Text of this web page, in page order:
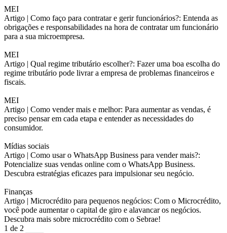
MEI
Artigo | Como faço para contratar e gerir funcionários?: Entenda as
obrigações e responsabilidades na hora de contratar um funcionário
para a sua microempresa.
MEI
Artigo | Qual regime tributário escolher?: Fazer uma boa escolha do
regime tributário pode livrar a empresa de problemas financeiros e
fiscais.
MEI
Artigo | Como vender mais e melhor: Para aumentar as vendas, é
preciso pensar em cada etapa e entender as necessidades do
consumidor.
Mídias sociais
Artigo | Como usar o WhatsApp Business para vender mais?:
Potencialize suas vendas online com o WhatsApp Business.
Descubra estratégias eficazes para impulsionar seu negócio.
Finanças
Artigo | Microcrédito para pequenos negócios: Com o Microcrédito,
você pode aumentar o capital de giro e alavancar os negócios.
Descubra mais sobre microcrédito com o Sebrae!
1 de 2